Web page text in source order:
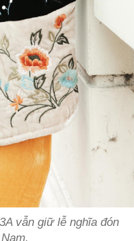
vẫn giữ lễ nghĩa đón